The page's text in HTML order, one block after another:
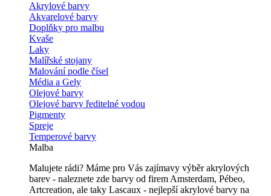
Akrylové barvy
Akvarelové barvy
Doplňky pro malbu
Kvaše
Laky
Malířské stojany
Malování podle čísel
Média a Gely
Olejové barvy
Olejové barvy ředitelné vodou
Pigmenty
Spreje
Temperové barvy
Malba
Malujete rádi? Máme pro Vás zajímavy výběr akrylových
barev - naleznete zde barvy od firem Amsterdam, Pébeo,
Artcreation, ale taky Lascaux - nejlepší akrylové barvy na